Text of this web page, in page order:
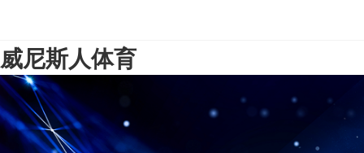
威尼斯人体育